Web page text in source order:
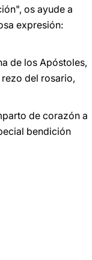
os ayude a
expresión:
de los Apóstoles,
del rosario,
de corazón a
bendición